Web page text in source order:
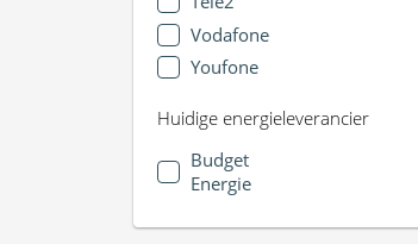
Vodafone
Youfone
Huidige energieleverancier
Budget
Energie